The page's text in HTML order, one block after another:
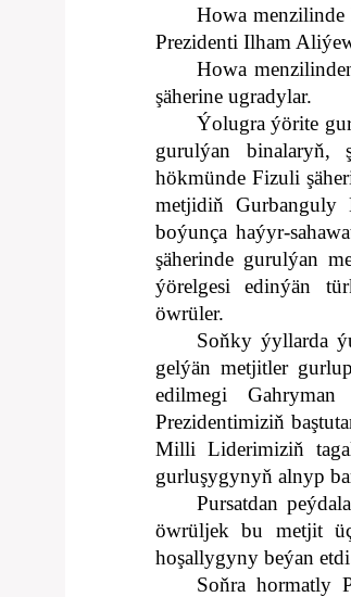
Howa menzilinde
Prezidenti Ilham
Howa
şäherine ugradylar.
Ýolugra ýörite
gurulýan binalaryň,
hökmünde Fizuli
metjidiň Gurbanguly
boýunça haýyr-
şäherinde gurulýan
ýörelgesi edinýän
öwrüler.
Soňky ýyllarda
gelýän metjitler
edilmegi
Prezidentimiziň
Milli Liderimiziň
gurluşygynyň alnyp
Pursatdan
öwrüljek bu metjit
hoşallygyny beýan
Soňra hormatly